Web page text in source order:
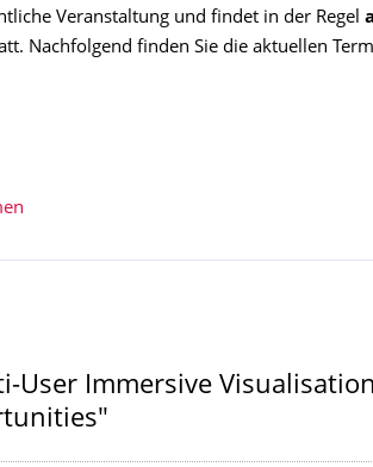
Veranstaltung und findet in der Regel
Nachfolgend finden Sie die aktuellen
User Immersive